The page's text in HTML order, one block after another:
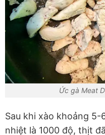
Ức gà Meat
Sau khi xào khoảng
nhiệt là 1000 độ, thịt